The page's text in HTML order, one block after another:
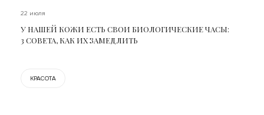
22 июля
У НАШЕЙ КОЖИ ЕСТЬ СВОИ БИОЛОГИЧЕСКИЕ ЧАСЫ:
3 СОВЕТА, КАК ИХ ЗАМЕДЛИТЬ
КРАСОТА